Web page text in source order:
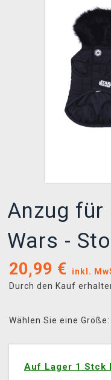
XZONE CLUB
Anzug für
Wars -
20,99 €
inkl.
Durch den Kauf
Wählen Sie eine Größe:
Auf Lager 1 Stck